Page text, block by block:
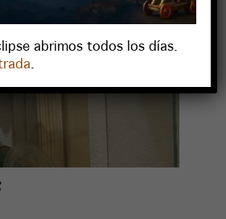
abrimos todos los días.